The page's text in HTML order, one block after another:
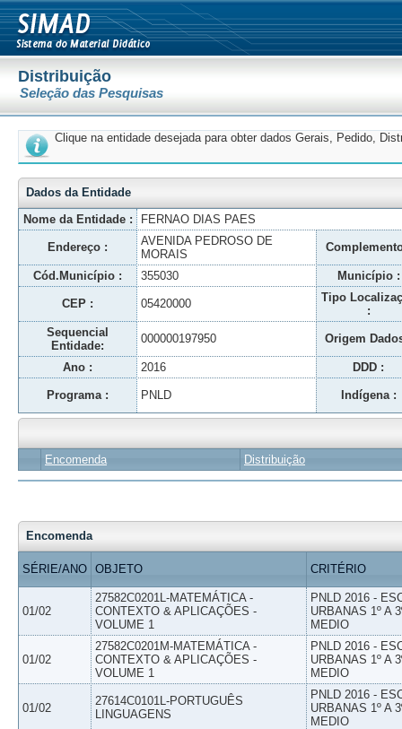
Distribuição
Seleção das Pesquisas
Clique na entidade desejada para obter dados Gerais, Pedido,
Dados da Entidade
Nome da Entidade :
FERNAO DIAS PAES
Endereço :
AVENIDA PEDROSO DE
MORAIS
Cód.Município : 355030 Município :
CEP : 05420000
Tipo
:
Sequencial
Entidade:
000000197950 Origem
Ano : 2016 DDD :
Programa : PNLD Indígena :
Encomenda Distribuição
Encomenda
SÉRIE/ANO OBJETO CRITÉRIO
01/02
27582C0201L-MATEMÁTICA -
CONTEXTO & APLICAÇÕES -
VOLUME 1
PNLD 2016 -
URBANAS 1º A
MEDIO
01/02
27582C0201M-MATEMÁTICA -
CONTEXTO & APLICAÇÕES -
VOLUME 1
PNLD 2016 -
URBANAS 1º A
MEDIO
01/02
27614C0101L-PORTUGUÊS
LINGUAGENS
PNLD 2016 -
URBANAS 1º A
MEDIO